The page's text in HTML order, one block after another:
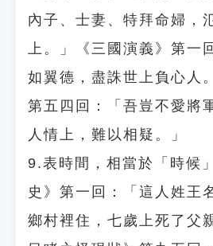
內子、士妻、特拜命婦，
上。」《三國演義》第一
如翼德，盡誅世上負心人
第五四回：「吾豈不愛將
人情上，難以相疑。」
9.表時間，相當於「時候
史》第一回：「這人姓王
鄉村裡住，七歲上死了父